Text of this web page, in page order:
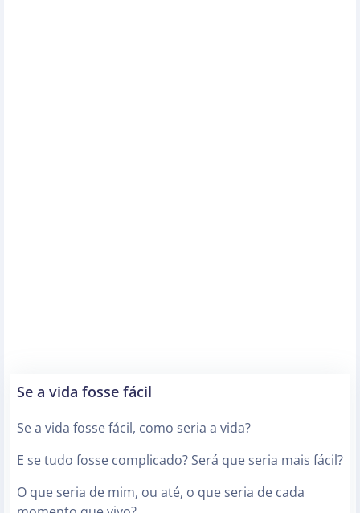
Se a vida fosse fácil
Se a vida fosse fácil, como seria a vida?
E se tudo fosse complicado? Será que seria mais fácil?
O que seria de mim, ou até, o que seria de cada